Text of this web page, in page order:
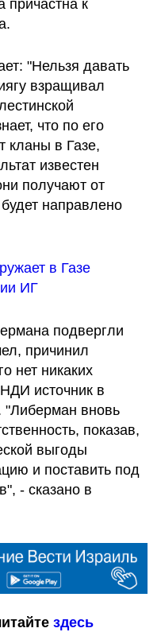
причастна к
"Нельзя давать
взращивал
что по его
кланы в Газе,
известен
получают от
направлено
в Газе
ИГ
подвергли
причинил
нет никаких
источник в
"Либерман вновь
показав,
выгоды
и поставить под
- сказано в
здесь